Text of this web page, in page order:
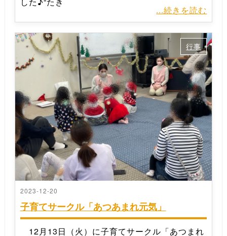
...続きを読む
2023-12-20
子育てサークル「あつあまれ元気」
行事
12月13日（火）に子育てサークル「あつまれ